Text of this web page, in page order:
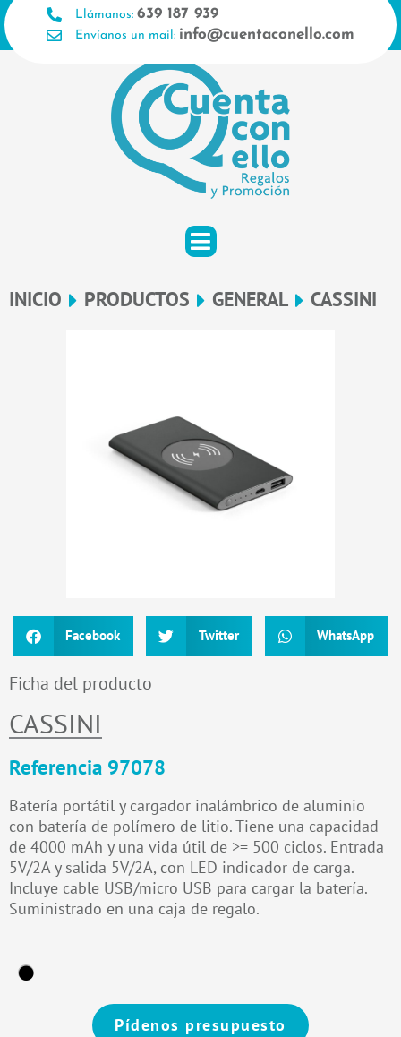
Ir
al
contenido
Llámanos: 639 187 939
Envíanos un mail: info@cuentaconello.com
INICIO PRODUCTOS GENERAL CASSINI
Facebook Twitter WhatsApp
Ficha del producto
CASSINI
Referencia 97078
Batería portátil y cargador inalámbrico de aluminio
con batería de polímero de litio. Tiene una capacidad
de 4000 mAh y una vida útil de >= 500 ciclos. Entrada
5V/2A y salida 5V/2A, con LED indicador de carga.
Incluye cable USB/micro USB para cargar la batería.
Suministrado en una caja de regalo.
Pídenos presupuesto